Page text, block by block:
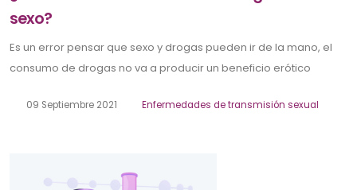
sexo?
Es un error pensar que sexo y drogas pueden ir de la mano, el
consumo de drogas no va a producir un beneficio erótico
09 Septiembre 2021 Enfermedades de transmisión sexual